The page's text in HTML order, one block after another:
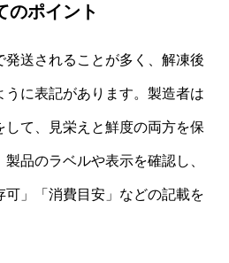
のポイント
発送されることが多く、解凍後
うに表記があります。製造者は
て、見栄えと鮮度の両方を保
品のラベルや表示を確認し、
可」「消費目安」などの記載を